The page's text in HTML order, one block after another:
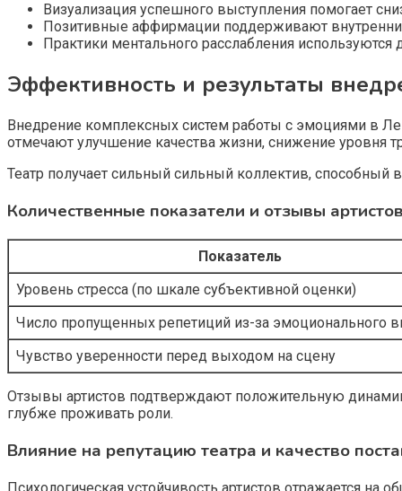
Визуализация успешного выступления помогает
Позитивные аффирмации поддерживают
Практики ментального расслабления
Эффективность и результаты
Внедрение комплексных систем работы с эмоциями в
отмечают улучшение качества жизни, снижение уровня
Театр получает сильный сильный коллектив,
Количественные показатели и отзывы
Показатель
Уровень стресса (по шкале субъективной оценки)
Число пропущенных репетиций из-за эмоционального
Чувство уверенности перед выходом на сцену
Отзывы артистов подтверждают положительную
глубже проживать роли.
Влияние на репутацию театра и качество